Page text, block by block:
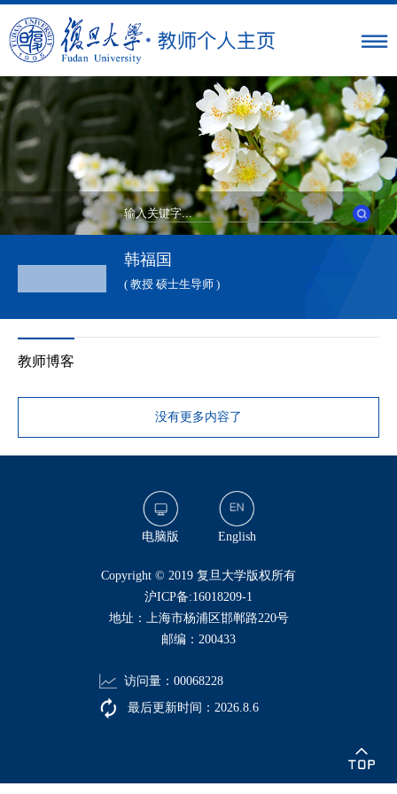
韩福国
( 教授 硕士生导师 )
教师博客
没有更多内容了
电脑版 English
​Copyright © 2019 复旦大学版权所有
沪ICP备:16018209-1
地址：上海市杨浦区邯郸路220号
邮编：200433
访问量： 00068228
最后更新时间： 2026 8 6